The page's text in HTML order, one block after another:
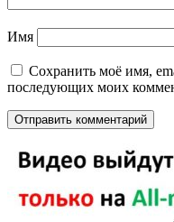
Имя
Сохранить моё имя,
последующих моих